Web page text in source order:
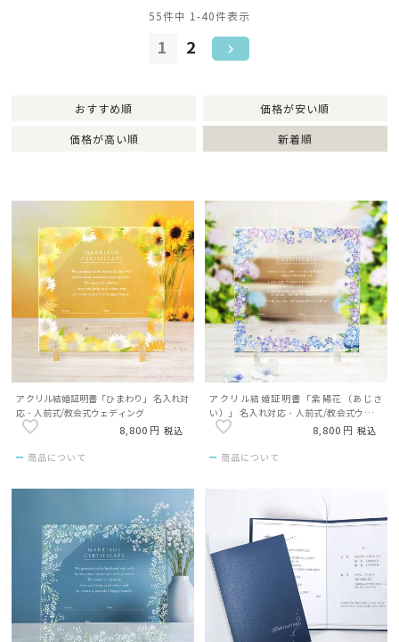
おすすめ順 価格が安い順
価格が高い順 新着順
55件中 1-40件表示
1 2
アクリル結婚証明書「ひまわり」 名入れ対
応・人前式/教会式ウェディング
8,800 税込
商品について
アクリル結婚証明書「紫陽花（あじさ
い）」 名入れ対応・人前式/教会式ウェデ
ィング
8,800 税込
商品について